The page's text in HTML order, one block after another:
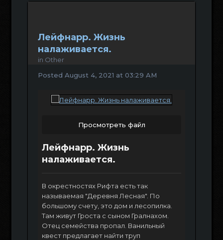
Лейфнарр. Жизнь
налаживается.
in Other
Posted August 4, 2021 at 03:29 AM
Просмотреть файл
Лейфнарр. Жизнь
налаживается.
В окрестностях Рифта есть так
называемая "Деревня Лесная". По
большому счету, это дом и лесопилка.
Там живут Гроста с сыном Гралнахом.
Отец семейства пропал. Ванильный
квест предлагает найти труп